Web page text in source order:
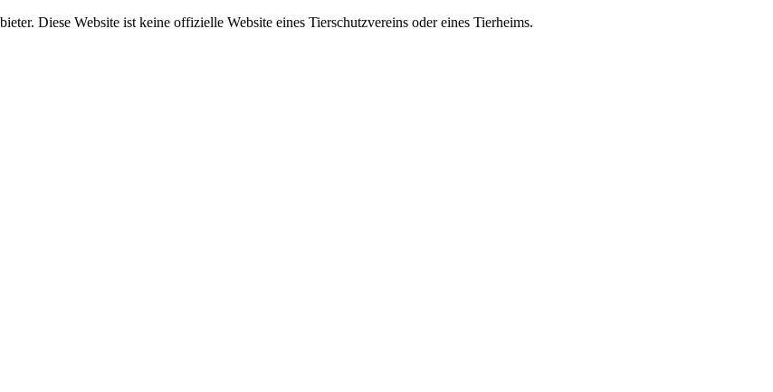
Diese Website ist keine offizielle Website eines Tierschutzvereins oder eines Tierheims.